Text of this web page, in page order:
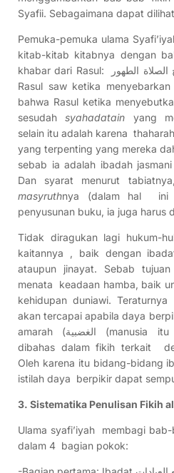
Syafii. Sebagaimana dapat
Pemuka-pemuka ulama
kitab-kitab kitabnya dengan
khabar dari Rasul: مفتاح الصلاة الطهور ditambah lagi bahwa
Rasul saw ketika
bahwa Rasul ketika
sesudahsyahadatain yang
selain itu adalah karena
yang terpenting yang mereka
sebab ia adalah ibadah
Dan syarat menurut
masyruthnya (dalam hal ini
penyusunan buku, ia juga harus
Tidak diragukan lagi hukum-
kaitannya , baik dengan
ataupun jinayat. Sebab
menata keadaan hamba, baik
kehidupan duniawi.
akan tercapai apabila daya
amarah (الغضبية (manusia itu sempurna. Semua yang
dibahas dalam fikih terkait
Oleh karena itu bidang-bidang
istilah daya berpikir dapat
3. Sistematika Penulisan Fikih
Ulama syafi’iyah membagi
dalam 4 bagian pokok: